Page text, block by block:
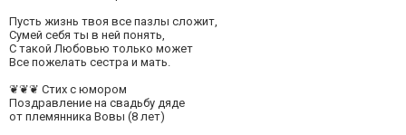
Пусть жизнь твоя все пазлы сложит,
Сумей себя ты в ней понять,
С такой Любовью только может
Все пожелать сестра и мать.
❦❦❦ Стих с юмором
Поздравление на свадьбу дяде
от племянника Вовы (8 лет)